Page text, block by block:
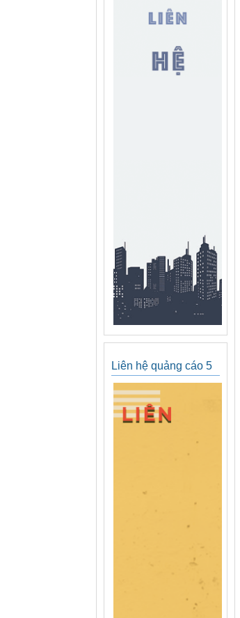
Liên hệ quảng cáo 5